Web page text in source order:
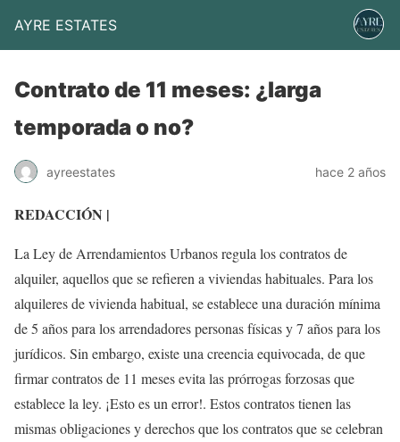
AYRE ESTATES
Contrato de 11 meses: ¿larga
temporada o no?
ayreestates hace 2 años
REDACCIÓN |
La Ley de Arrendamientos Urbanos regula los contratos de
alquiler, aquellos que se refieren a viviendas habituales. Para los
alquileres de vivienda habitual, se establece una duración mínima
de 5 años para los arrendadores personas físicas y 7 años para los
jurídicos. Sin embargo, existe una creencia equivocada, de que
firmar contratos de 11 meses evita las prórrogas forzosas que
establece la ley. ¡Esto es un error!. Estos contratos tienen las
mismas obligaciones y derechos que los contratos que se celebran